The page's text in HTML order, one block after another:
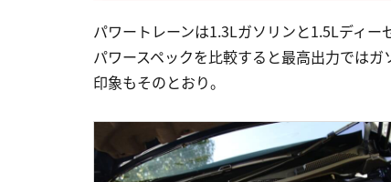
パワートレーンは1.3Lガソリンと1.5Lディー
パワースペックを比較すると最高出力では
印象もそのとおり。